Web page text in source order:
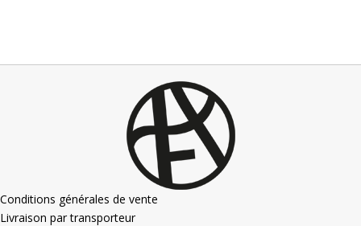
Conditions générales de vente
Livraison par transporteur